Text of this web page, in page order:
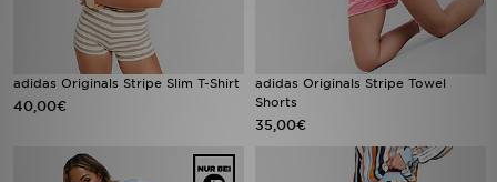
adidas Originals Stripe Slim T-Shirt
40,00€
adidas Originals Stripe Towel
Shorts
35,00€